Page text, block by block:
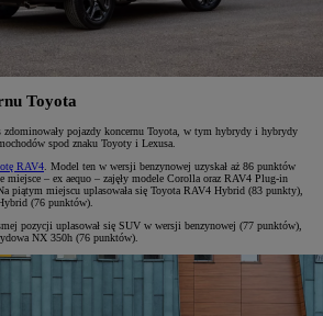
Toyota
zdominowały pojazdy koncernu Toyota, w tym hybrydy i hybrydy
spod znaku Toyoty i Lexusa.
RAV4 . Model ten w wersji benzynowej uzyskał aż 86 punktów
– ex aequo – zajęły modele Corolla oraz RAV4 Plug-in
piątym miejscu uplasowała się Toyota RAV4 Hybrid (83 punkty),
(76 punktów).
pozycji uplasował się SUV w wersji benzynowej (77 punktów),
NX 350h (76 punktów).